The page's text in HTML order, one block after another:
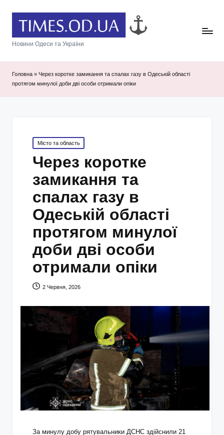
Новини Одеси та України
Головна » Через коротке замикання та спалах газу в Одеській області
протягом минулої доби дві особи отримали опіки
Posted
in
Місто та область
Через коротке
замикання та
спалах газу в
Одеській області
протягом минулої
доби дві особи
отримали опіки
2 Червня, 2026
За минулу добу рятувальники ДСНС здійснили 21